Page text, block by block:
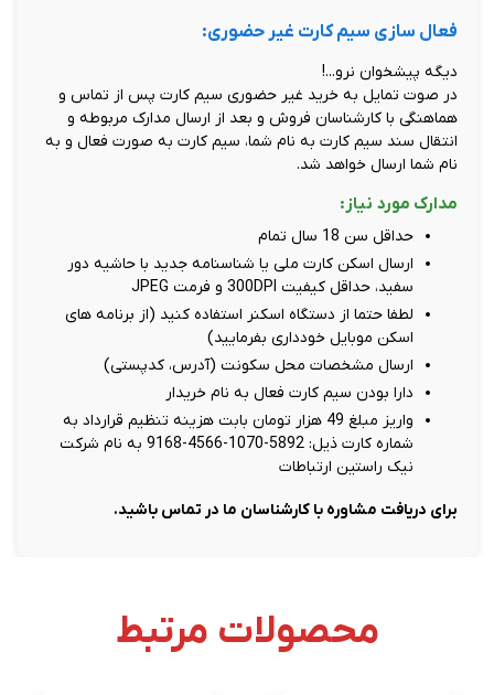
فعال سازی سیم کارت غیر حضوری:
دیگه پیشخوان نرو...!
در صوت تمایل به خرید غیر حضوری سیم کارت پس از تماس و
هماهنگی با کارشناسان فروش و بعد از ارسال مدارک مربوطه و
انتقال سند سیم کارت به نام شما، سیم کارت به صورت فعال و به
نام شما ارسال خواهد شد.
مدارک مورد نیاز:
حداقل سن 18 سال تمام
ارسال اسکن کارت ملی یا شناسنامه جدید با حاشیه دور
سفید، حداقل کیفیت 300DPI و فرمت JPEG
لطفا حتما از دستگاه اسکنر استفاده کنید (از برنامه های
اسکن موبایل خودداری بفرمایید)
ارسال مشخصات محل سکونت (آدرس، کدپستی)
دارا بودن سیم کارت فعال به نام خریدار
واریز مبلغ 49 هزار تومان بابت هزینه تنظیم قرارداد به
شماره کارت ذیل: 5892-1070-4566-9168 به نام شرکت
نیک راستین ارتباطات
برای دریافت مشاوره با کارشناسان ما در تماس باشید.
محصولات مرتبط